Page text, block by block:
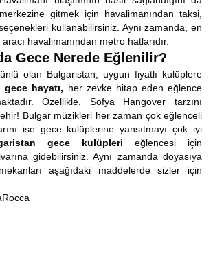
gitmek için havalimanından taksi,
kullanabilirsiniz. Aynı zamanda, en
havalimanından metro hatlarıdır.
Gece Nerede Eğlenilir?
olan Bulgaristan, uygun fiyatlı kulüplere
hayatı, her zevke hitap eden eğlence
Özellikle, Sofya Hangover tarzını
Bulgar müzikleri her zaman çok eğlenceli
ise gece kulüplerine yansıtmayı çok iyi
gece kulüpleri eğlencesi için
gidebilirsiniz. Aynı zamanda doyasıya
aşağıdaki maddelerde sizler için